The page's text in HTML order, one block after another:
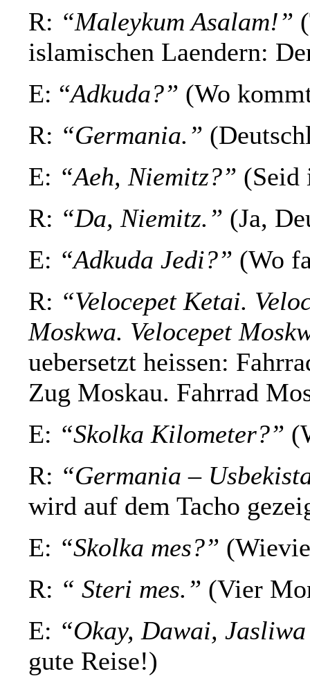
R: “Maleykum Asalam!”
islamischen Laendern:
E: “Adkuda?” (Wo
R: “Germania.”
E: “Aeh, Niemitz?” (Seid
R: “Da, Niemitz.” (Ja,
E: “Adkuda Jedi?” (Wo
R: “Velocepet Ketai.
Moskwa. Velocepet
uebersetzt heissen:
Zug Moskau. Fahrrad
E: “Skolka Kilometer?”
R: “Germania –
wird auf dem Tacho
E: “Skolka mes?”
R: “ Steri mes.” (Vier
E: “Okay, Dawai,
gute Reise!)